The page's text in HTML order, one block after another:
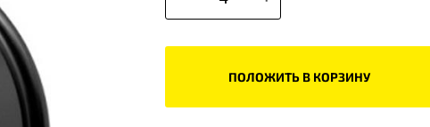
ПОЛОЖИТЬ В КОРЗИНУ